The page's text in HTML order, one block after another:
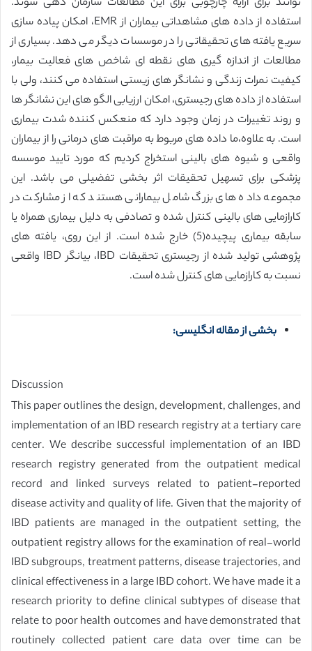
استفاده از داده های مشاهداتی بیماران از EMR، امکان پیاده سازی
سریع یافته های تحقیقاتی را در موسسات دیگر می دهد. بسیاری از
مطالعات از اندازه گیری های نقطه ای شاخص های فعالیت بیمار،
کیفیت نمرات زندگی و نشانگر های زیستی استفاده می کنند، ولی با
استفاده از داده های رجیستری، امکان ارزیابی الگو های این نشانگر ها
و روند تغییرات در زمان وجود دارد که منعکس کننده شدت بیماری
است. به علاوه،ما داده های مربوط به مراقبت های درمانی را از بیماران
واقعی و شیوه های بالینی استخراج کردیم که مورد تایید موسسه
پزشکی برای تسهیل تحقیقات اثر بخشی تفضیلی می باشد. این
مجموعه داده های بزرگ شامل بیمارانی هستند که از مشارکت در
کارازمایی های بالینی کنترل شده و تصادفی به دلیل بیماری همراه یا
سابقه بیماری پیچیده(5) خارج شده است. از این روی، یافته های
پژوهشی تولید شده از رجیستری تحقیقات IBD، بیانگر IBD واقعی
نسبت به کارازمایی های کنترل شده است.
بخشی از مقاله انگلیسی:
Discussion
This paper outlines the design, development, challenges, and
implementation of an IBD research registry at a tertiary care
center. We describe successful implementation of an IBD
research registry generated from the outpatient medical
record and linked surveys related to patient-reported
disease activity and quality of life. Given that the majority of
IBD patients are managed in the outpatient setting, the
outpatient registry allows for the examination of real-world
IBD subgroups, treatment patterns, disease trajectories, and
clinical effectiveness in a large IBD cohort. We have made it a
research priority to define clinical subtypes of disease that
relate to poor health outcomes and have demonstrated that
routinely collected patient care data over time can be